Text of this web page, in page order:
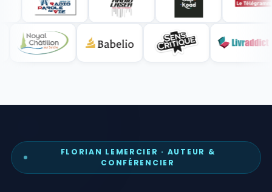
FLORIAN LEMERCIER · AUTEUR &
CONFÉRENCIER